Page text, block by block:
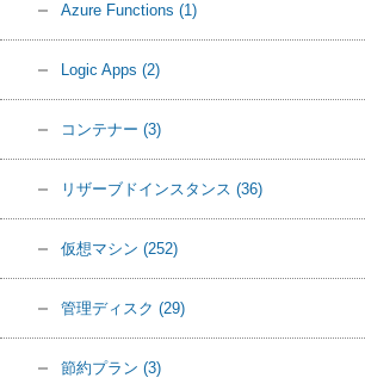
Azure Functions (1)
Logic Apps (2)
コンテナー (3)
リザーブドインスタンス (36)
仮想マシン (252)
管理ディスク (29)
節約プラン (3)